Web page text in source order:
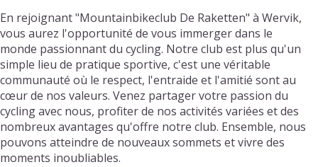
En rejoignant "Mountainbikeclub De Raketten" à Wervik,
vous aurez l'opportunité de vous immerger dans le
monde passionnant du cycling. Notre club est plus qu'un
simple lieu de pratique sportive, c'est une véritable
communauté où le respect, l'entraide et l'amitié sont au
cœur de nos valeurs. Venez partager votre passion du
cycling avec nous, profiter de nos activités variées et des
nombreux avantages qu'offre notre club. Ensemble, nous
pouvons atteindre de nouveaux sommets et vivre des
moments inoubliables.